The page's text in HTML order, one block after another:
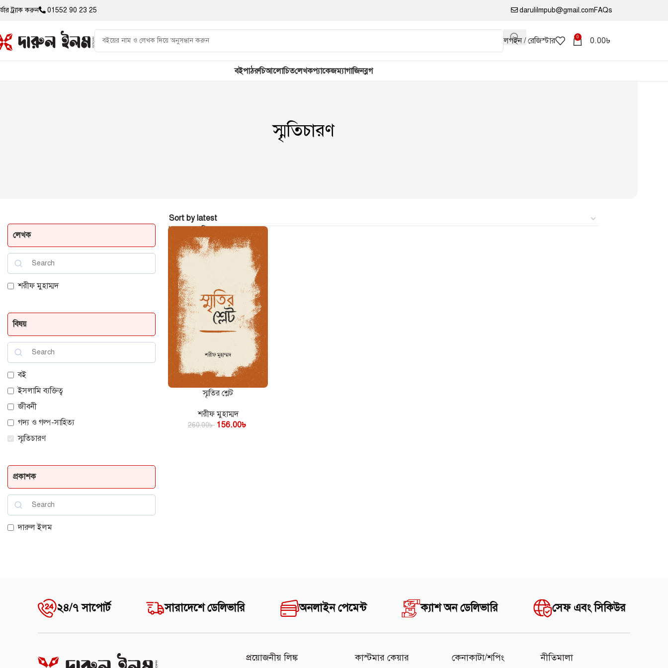
ট্র্যাক করুন 01552 90 23 25 darulilmpub@gmail.comFAQs
লগইন / রেজিস্টার 0 0.00৳
বইপাঠরুচিআলোচিতলেখকপ্যাকেজম্যাগাজিনব্লগ
স্মৃতিচারণ
লেখক
শরীফ মুহাম্মদ
বিষয়
বই
ইসলামি ব্যক্তিত্ব
জীবনী
গদ্য ও গল্প-সাহিত্য
স্মৃতিচারণ
প্রকাশক
দারুল ইলম
Home
কার্টে যোগ করুনস্মৃতির শ্লেট
শরীফ মুহাম্মদ
260.00৳ 156.00৳
২৪/৭ সাপোর্ট সারাদেশে ডেলিভারি অনলাইন পেমেন্ট ক্যাশ অন ডেলিভারি সেফ এবং সিকিউর
প্রয়োজনীয় লিঙ্ক কাস্টমার কেয়ার কেনাকাটা/শপিং নীতিমালা